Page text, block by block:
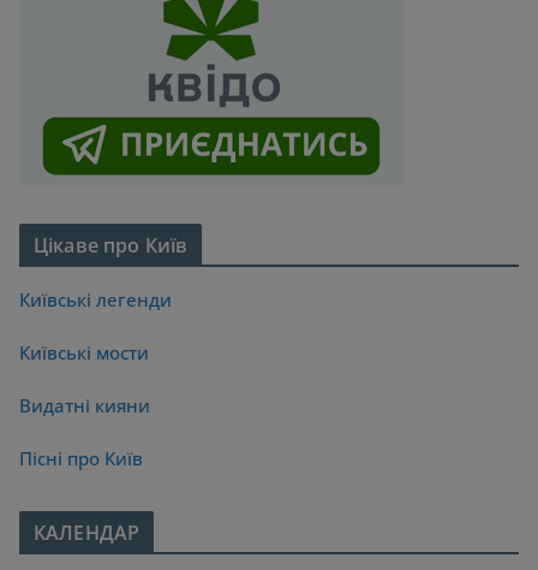
Цікаве про Київ
Київські легенди
Київські мости
Видатні кияни
Пісні про Київ
КАЛЕНДАР